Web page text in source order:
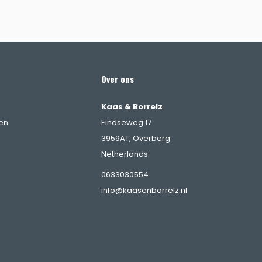
Over ons
Kaas & Borrelz
Eindseweg 17
3959AT, Overberg
Netherlands
0633030554
info@kaasenborrelz.nl